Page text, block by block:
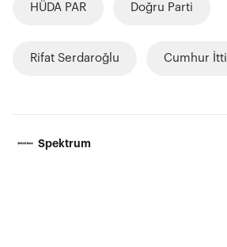
HÜDA PAR Doğru Parti
Rifat Serdaroğlu Cumhur
Spektrum